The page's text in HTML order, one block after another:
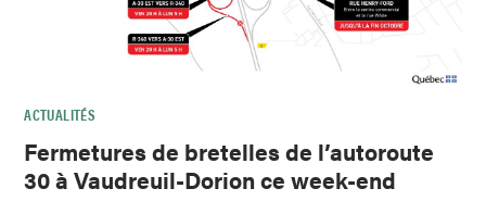
ACTUALITÉS
Fermetures de bretelles de l’autoroute
30 à Vaudreuil-Dorion ce week-end